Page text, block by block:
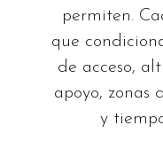
permiten.
que
de acceso,
apoyo, zonas
y